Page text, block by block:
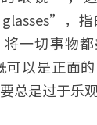
，
一切事物
可以是正面
总是过于乐